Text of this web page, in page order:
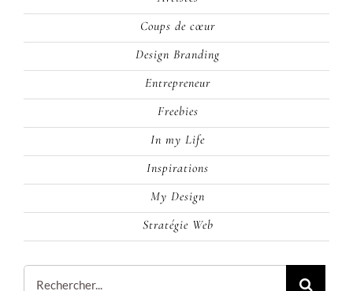
Coups de cœur
Design Branding
Entrepreneur
Freebies
In my Life
Inspirations
My Design
Stratégie Web
Rechercher: